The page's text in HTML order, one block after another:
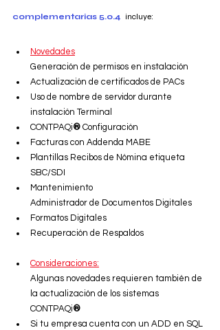
complementarias 5.0.4 incluye:
Novedades
Generación de permisos en instalación
Actualización de certificados de PACs
Uso de nombre de servidor durante
instalación Terminal
CONTPAQi® Configuración
Facturas con Addenda MABE
Plantillas Recibos de Nómina etiqueta
SBC/SDI
Mantenimiento
Administrador de Documentos Digitales
Formatos Digitales
Recuperación de Respaldos
Consideraciones:
Algunas novedades requieren también de
la actualización de los sistemas
CONTPAQi®
Si tu empresa cuenta con un ADD en SQL